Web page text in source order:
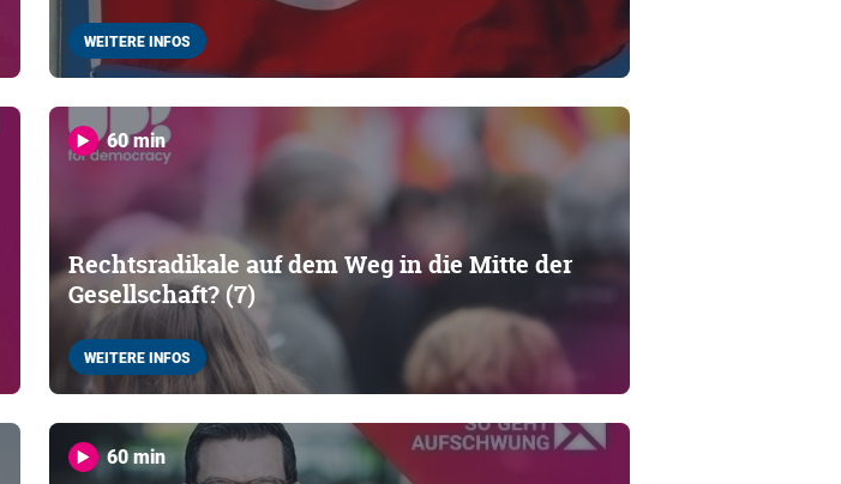
WEITERE INFOS
60 min
Rechtsradikale auf dem Weg in die Mitte der
Gesellschaft? (7)
WEITERE INFOS
60 min